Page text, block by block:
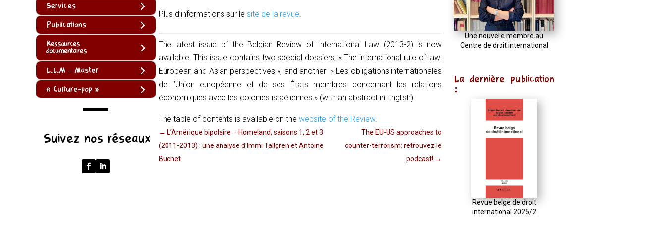
Services
Publications
Ressources
documentaires
L.L.M – Master
« Culture-pop »
Suivez nos réseaux
Plus d’informations sur le site de la revue
The latest issue of the Belgian Review of International Law (2013-2) is now
available. This issue contains two special dossiers, « The international rule of law:
European and Asian perspectives », and another » Les obligations internationales
de l’Union européenne et de ses États membres concernant les relations
économiques avec les colonies israéliennes » (with an abstract in English).
The table of contents is available on the website of the Review.
← L’Amérique bipolaire – Homeland, saisons 1, 2 et 3
(2011-2013) : une analyse d’Immi Tallgren et Antoine
Buchet
The EU-US approaches to
counter-terrorism: retrouvez le
podcast! →
Une nouvelle membre au
Centre de droit international
La dernière publication
:
Revue belge de droit
international 2025/2